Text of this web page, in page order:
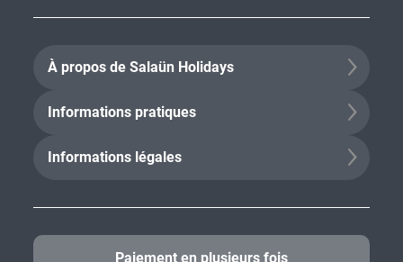
À propos de Salaün Holidays
Informations pratiques
Informations légales
Paiement en plusieurs fois